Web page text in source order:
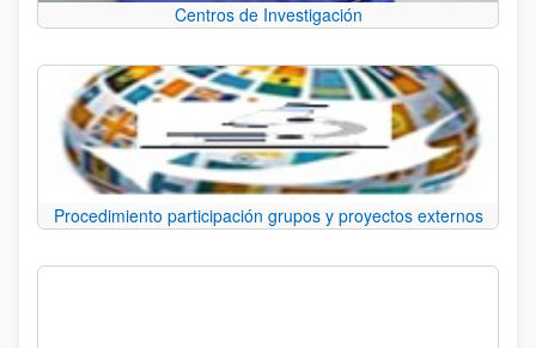
Centros de Investigación
Procedimiento participación grupos y proyectos externos